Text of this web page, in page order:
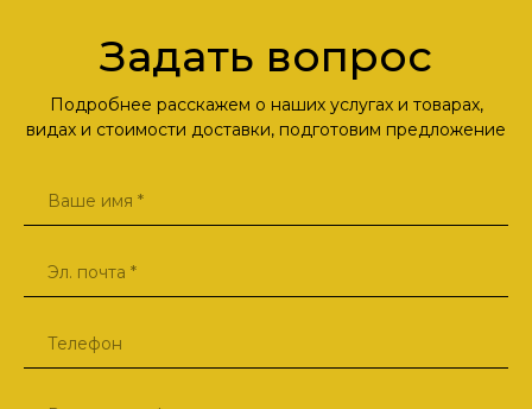
Задать вопрос
Подробнее расскажем о наших услугах и товарах,
видах и стоимости доставки, подготовим предложение